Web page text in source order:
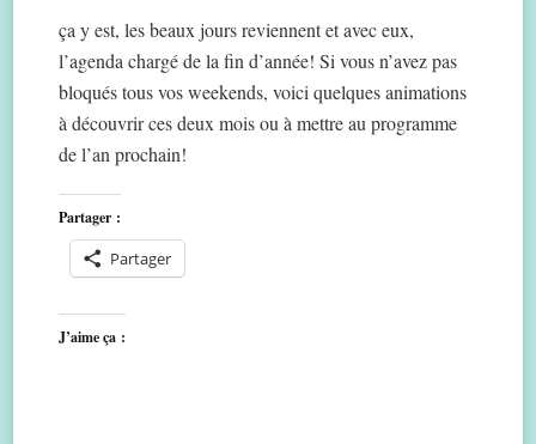
ça y est, les beaux jours reviennent et avec eux,
l’agenda chargé de la fin d’année! Si vous n’avez pas
bloqués tous vos weekends, voici quelques animations
à découvrir ces deux mois ou à mettre au programme
de l’an prochain!
Partager :
Partager
J’aime ça :